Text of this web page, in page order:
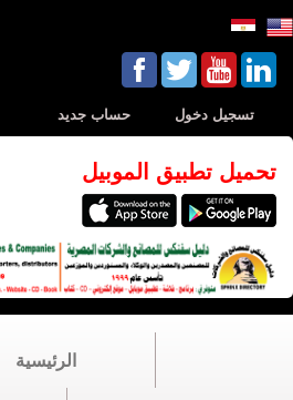
تسجيل دخول حساب جديد
تحميل تطبيق الموبيل
الرئيسية